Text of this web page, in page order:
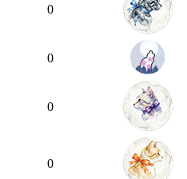
0
0
0
0